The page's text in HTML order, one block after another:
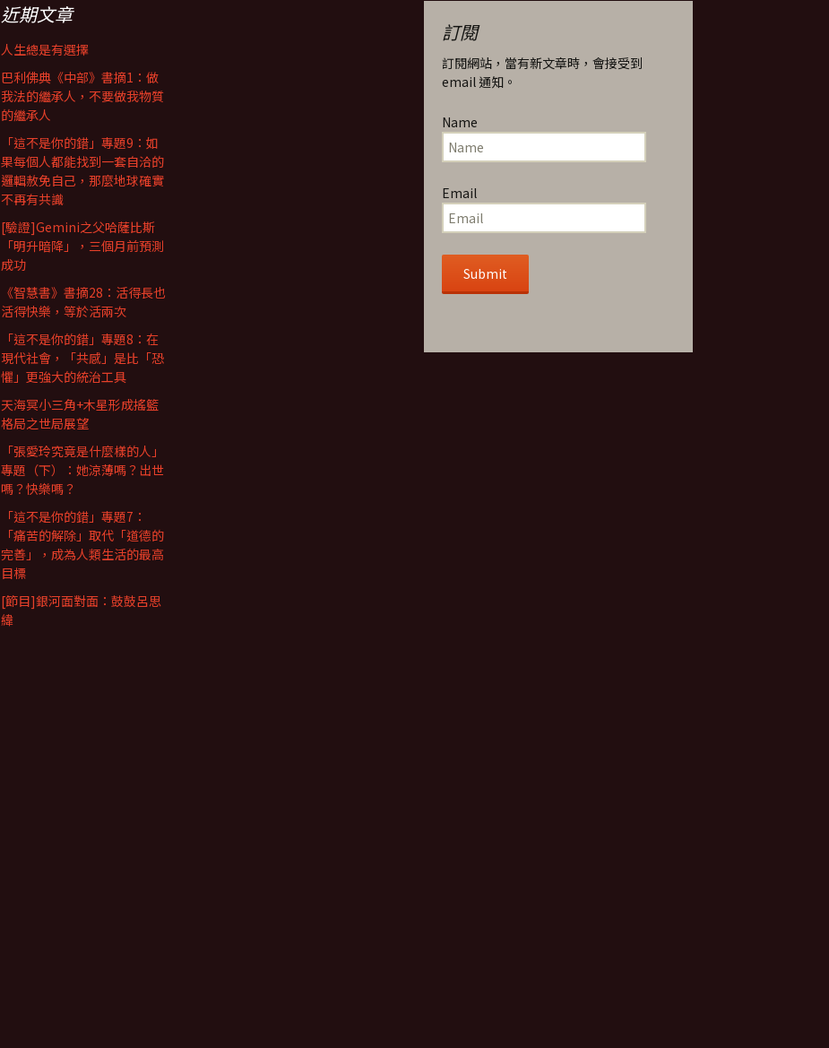
訂閱
訂閱網站，當有新文章時，會接受到
email 通知。
Name
Email
近期文章
人生總是有選擇
巴利佛典《中部》書摘1：做
我法的繼承人，不要做我物質
的繼承人
「這不是你的錯」專題9：如
果每個人都能找到一套自洽的
邏輯赦免自己，那麼地球確實
不再有共識
[驗證]Gemini之父哈薩比斯
「明升暗降」，三個月前預測
成功
《智慧書》書摘28：活得長也
活得快樂，等於活兩次
「這不是你的錯」專題8：在
現代社會，「共感」是比「恐
懼」更強大的統治工具
天海冥小三角+木星形成搖籃
格局之世局展望
「張愛玲究竟是什麼樣的人」
專題（下）：她涼薄嗎？出世
嗎？快樂嗎？
「這不是你的錯」專題7：
「痛苦的解除」取代「道德的
完善」，成為人類生活的最高
目標
[節目]銀河面對面：鼓鼓呂思
緯